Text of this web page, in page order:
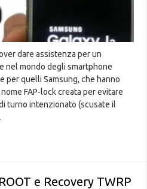
dare assistenza per un
nel mondo degli smartphone
per quelli Samsung, che hanno
FAP-lock creata per evitare
turno intenzionato (scusate il
e Recovery TWRP